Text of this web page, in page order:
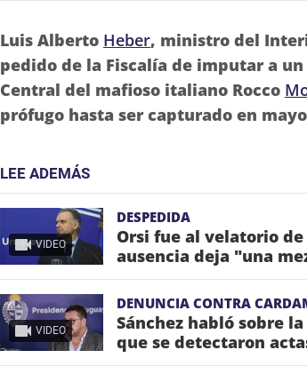
Luis Alberto Heber, ministro del
pedido de la Fiscalía de imputar a
Central del mafioso italiano Rocco
prófugo hasta ser capturado en
LEE ADEMÁS
VIDEO
DESPEDIDA
Orsi fue al velatorio
ausencia deja "una
VIDEO
DENUNCIA CONTRA
Sánchez habló sobre
que se detectaron